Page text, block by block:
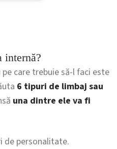
internă?
care trebuie să-l faci este
6 tipuri de limbaj sau
una dintre ele va fi
de personalitate.